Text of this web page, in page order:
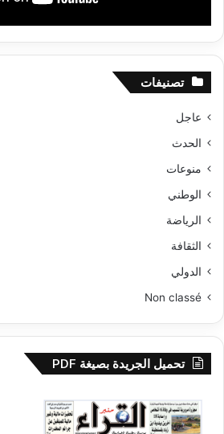
تصنيفات
عاجل
الحدث
منوعات
الوطني
الرياضة
الثقافة
الدولي
Non classé
تحميل الجريدة بصيغة PDF